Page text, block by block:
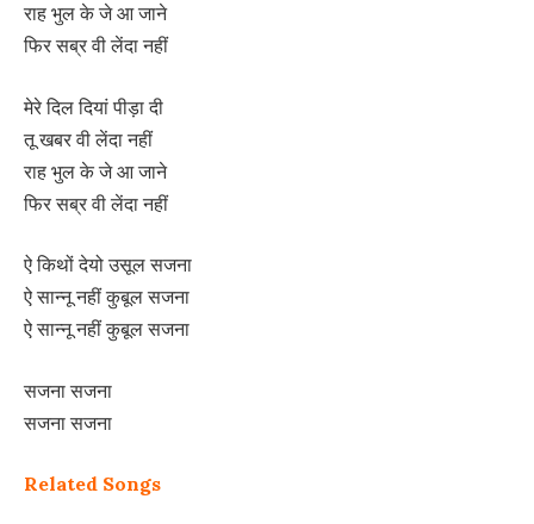
राह भुल के जे आ जाने
फिर सब्र वी लेंदा नहीं
मेरे दिल दियां पीड़ा दी
तू खबर वी लेंदा नहीं
राह भुल के जे आ जाने
फिर सब्र वी लेंदा नहीं
ऐ किथों देयो उसूल सजना
ऐ सान्नू नहीं कुबूल सजना
ऐ सान्नू नहीं कुबूल सजना
सजना सजना
सजना सजना
Related Songs